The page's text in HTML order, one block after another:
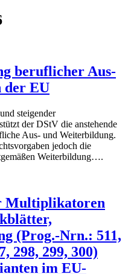
beruflicher Aus-
der EU
steigender
der DStV die anstehende
Aus- und Weiterbildung.
jedoch die
Weiterbildung….
Multiplikatoren
(Prog.-Nrn.: 511,
298, 299, 300)
im EU-